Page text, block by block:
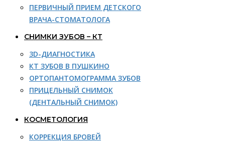
ПЕРВИЧНЫЙ ПРИЕМ ДЕТСКОГО
ВРАЧА-СТОМАТОЛОГА
СНИМКИ ЗУБОВ – КТ
3D-ДИАГНОСТИКА
КТ ЗУБОВ В ПУШКИНО
ОРТОПАНТОМОГРАММА ЗУБОВ
ПРИЦЕЛЬНЫЙ СНИМОК
(ДЕНТАЛЬНЫЙ СНИМОК)
КОСМЕТОЛОГИЯ
КОРРЕКЦИЯ БРОВЕЙ